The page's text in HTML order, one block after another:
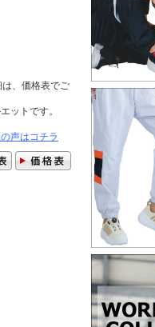
、価格表でご
ットです。
声はコチラ